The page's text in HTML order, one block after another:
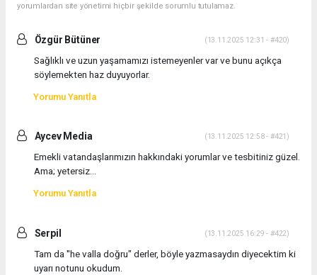
yorumlardan site yönetimi hiçbir şekilde sorumlu tutulamaz.
Özgür Bütüner (13.11.2025 12:31 - #420)
Sağlıklı ve uzun yaşamamızı istemeyenler var ve bunu açıkça
söylemekten haz duyuyorlar.
Yorumu Yanıtla
Aycev Media (13.11.2025 12:58 - #421)
Emekli vatandaşlarımızın hakkındaki yorumlar ve tesbitiniz güzel.
Ama; yetersiz...
Yorumu Yanıtla
Serpil (13.11.2025 16:29 - #422)
Tam da ''he valla doğru" derler, böyle yazmasaydın diyecektim ki
uyarı notunu okudum.